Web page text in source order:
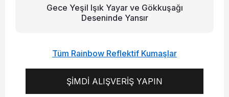
Gece Yeşil Işık Yayar ve Gökkuşağı
Deseninde Yansır
Tüm Rainbow Reflektif Kumaşlar
ŞİMDİ ALIŞVERİŞ YAPIN